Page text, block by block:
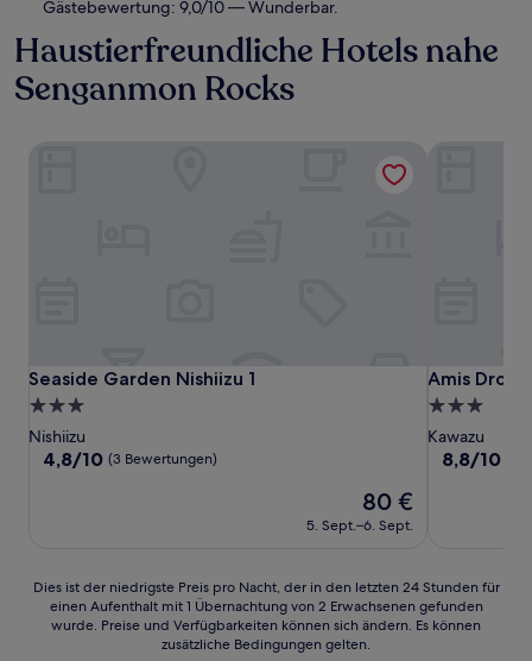
Gästebewertung: 9,0/10 — Wunderbar.
Haustierfreundliche Hotels nahe
Senganmon Rocks
Seaside Garden Nishiizu 1
Seaside Garden Nishiizu 1
3.0-
Sterne-
Unterkunft
Nishiizu
4.8
4,8/10 (3 Bewertungen)
Der
Preis
beträgt
80 €
5. Sept.–6. Sept.
Amis Droles
Amis Droles
3.0-
Sterne-
Unterkunft
Kawazu
8.8
8,8/10
Dies
der
Dies ist der niedrigste Preis pro Nacht, der in den letzten 24 Stunden für
einen Aufenthalt mit 1 Übernachtung von 2 Erwachsenen gefunden
wurde. Preise und Verfügbarkeiten können sich ändern. Es können
zusätzliche Bedingungen gelten.